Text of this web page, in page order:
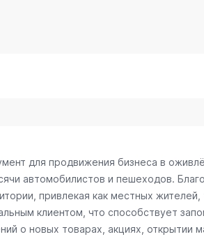
для продвижения бизнеса в
автомобилистов и пешеходов.
привлекая как местных
клиентом, что способствует
о новых товарах, акциях, открытии